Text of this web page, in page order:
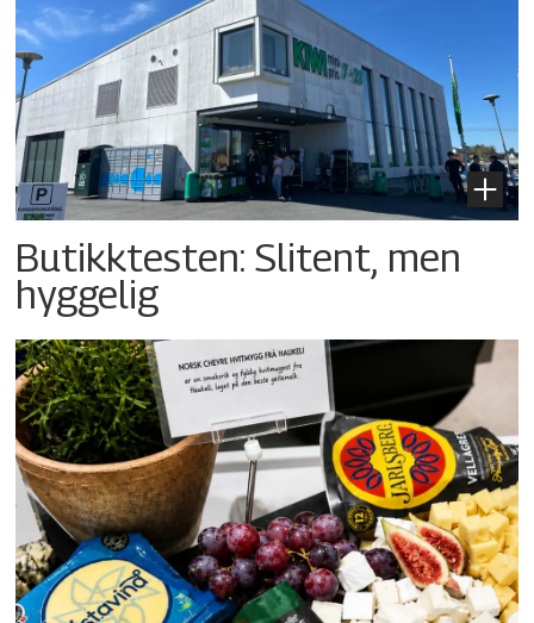
Butikktesten: Slitent, men
hyggelig